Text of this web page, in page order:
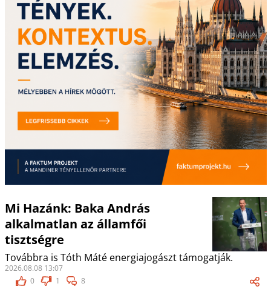
Mi Hazánk: Baka András
alkalmatlan az államfői
tisztségre
Továbbra is Tóth Máté energiajogászt támogatják.
2026.08.08 13:07
0
1 8